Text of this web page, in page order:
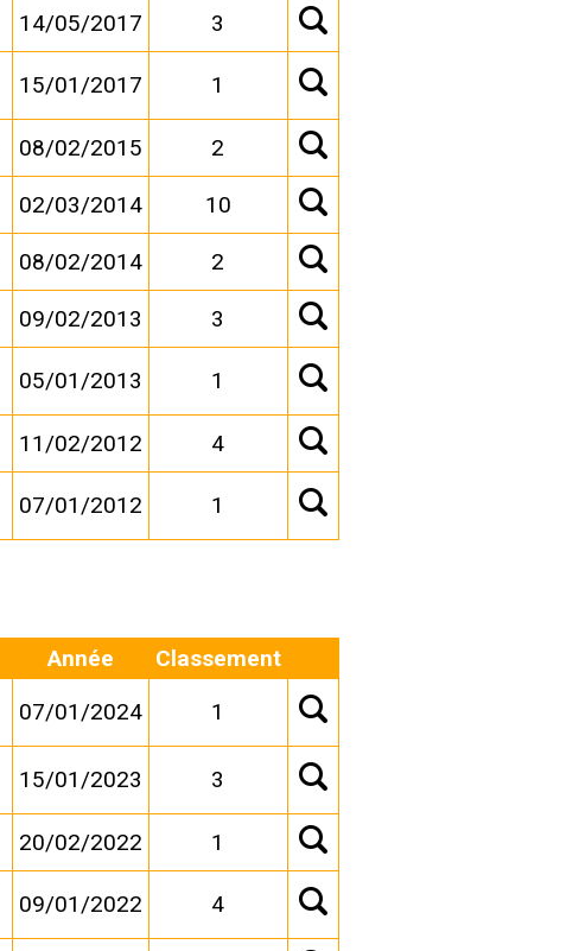
14/05/2017
3
15/01/2017 1
08/02/2015 2
02/03/2014 10
08/02/2014 2
09/02/2013
3
05/01/2013 1
11/02/2012
4
07/01/2012 1
Année
Classement
07/01/2024
1
15/01/2023 3
20/02/2022
1
09/01/2022 4